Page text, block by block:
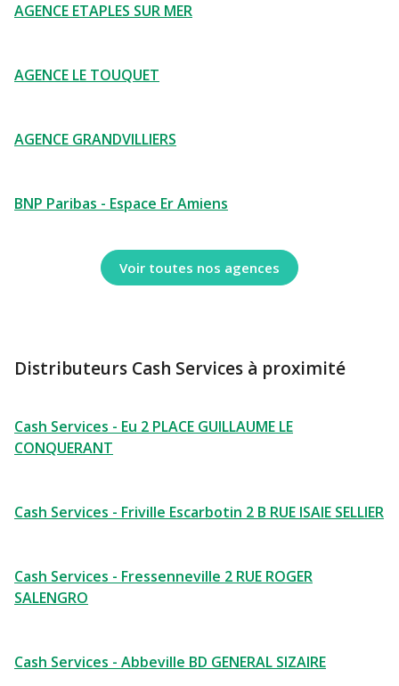
AGENCE ETAPLES SUR MER
AGENCE LE TOUQUET
AGENCE GRANDVILLIERS
BNP Paribas - Espace Er Amiens
Voir toutes nos agences
Distributeurs Cash Services à proximité
Cash Services - Eu 2 PLACE GUILLAUME LE
CONQUERANT
Cash Services - Friville Escarbotin 2 B RUE ISAIE SELLIER
Cash Services - Fressenneville 2 RUE ROGER
SALENGRO
Cash Services - Abbeville BD GENERAL SIZAIRE